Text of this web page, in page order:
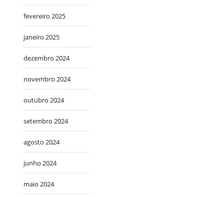
fevereiro 2025
janeiro 2025
dezembro 2024
novembro 2024
outubro 2024
setembro 2024
agosto 2024
junho 2024
maio 2024